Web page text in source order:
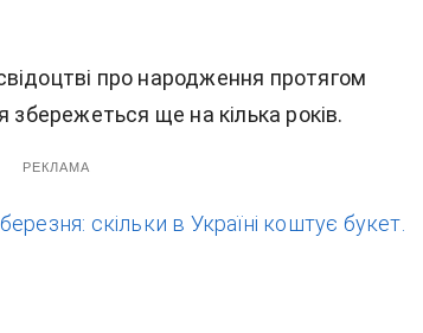
про народження протягом
збережеться ще на кілька років.
РЕКЛАМА
скільки в Україні коштує букет.